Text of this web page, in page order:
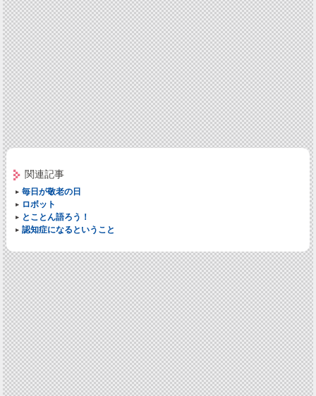
関連記事
毎日が敬老の日
ロボット
とことん語ろう！
認知症になるということ